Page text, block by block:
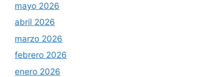
mayo 2026
abril 2026
marzo 2026
febrero 2026
enero 2026